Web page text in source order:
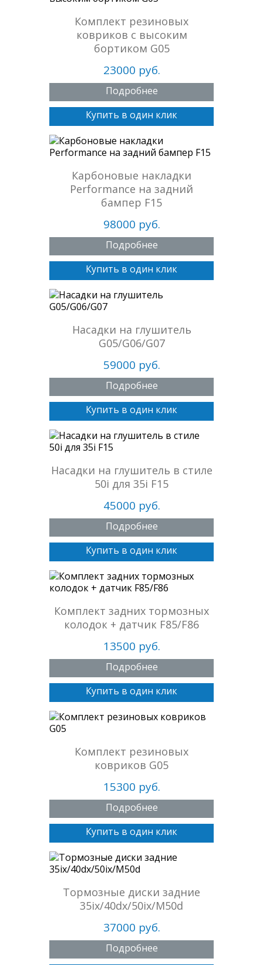
Комплект резиновых
ковриков с высоким
бортиком G05
23000 руб.
Подробнее
Купить в один клик
Карбоновые накладки
Performance на задний
бампер F15
98000 руб.
Подробнее
Купить в один клик
Насадки на глушитель
G05/G06/G07
59000 руб.
Подробнее
Купить в один клик
Насадки на глушитель в стиле
50i для 35i F15
45000 руб.
Подробнее
Купить в один клик
Комплект задних тормозных
колодок + датчик F85/F86
13500 руб.
Подробнее
Купить в один клик
Комплект резиновых
ковриков G05
15300 руб.
Подробнее
Купить в один клик
Тормозные диски задние
35ix/40dx/50ix/M50d
37000 руб.
Подробнее